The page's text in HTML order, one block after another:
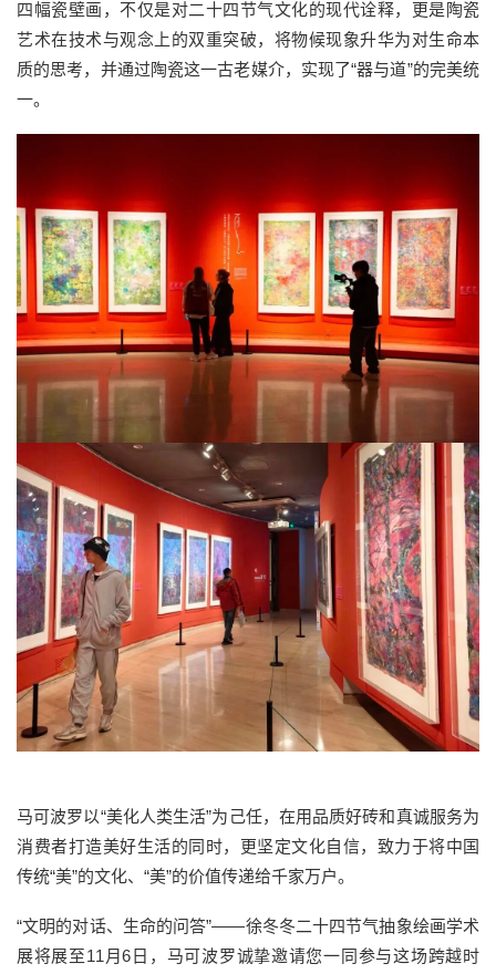
四幅瓷壁画，不仅是对二十四节气文化的现代诠释，更是陶瓷
艺术在技术与观念上的双重突破，将物候现象升华为对生命本
质的思考，并通过陶瓷这一古老媒介，实现了“器与道”的完美统
一。
马可波罗以“美化人类生活”为己任，在用品质好砖和真诚服务为
消费者打造美好生活的同时，更坚定文化自信，致力于将中国
传统“美”的文化、“美”的价值传递给千家万户。
“文明的对话、生命的问答”——徐冬冬二十四节气抽象绘画学术
展将展至11月6日，马可波罗诚挚邀请您一同参与这场跨越时